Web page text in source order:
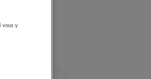
vous y